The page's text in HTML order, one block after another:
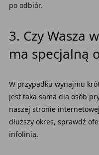
po odbiór.
3. Czy Wasza
ma specjalną
W przypadku wynajmu
jest taka sama dla osób
naszej stronie
dłuższy okres, sprawdź
infolinią.